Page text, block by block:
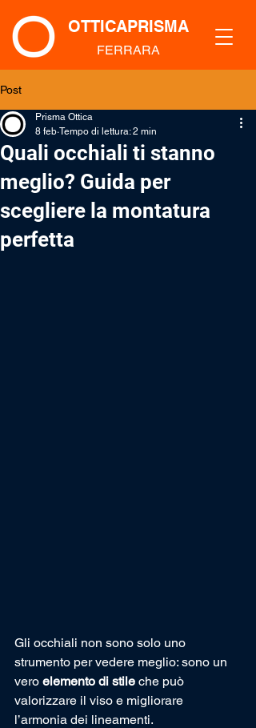
OTTICAPRISMA
FERRARA
Post
Quali occhiali ti stanno
meglio? Guida per
scegliere la montatura
perfetta
Prisma Ottica
8 feb Tempo di lettura: 2 min
Gli occhiali non sono solo uno
strumento per vedere meglio: sono un
vero elemento di stile che può
valorizzare il viso e migliorare
l’armonia dei lineamenti.